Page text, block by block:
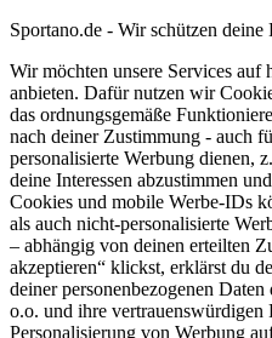
Sportano.de - Wir schützen deine
Wir möchten unsere Services auf
anbieten. Dafür nutzen wir
das ordnungsgemäße
nach deiner Zustimmung - auch
personalisierte Werbung dienen,
deine Interessen abzustimmen
Cookies und mobile Werbe-IDs
als auch nicht-personalisierte
– abhängig von deinen erteilten
akzeptieren“ klickst, erklärst du
deiner personenbezogenen
o.o. und ihre vertrauenswürdigen
Personalisierung von Werbung